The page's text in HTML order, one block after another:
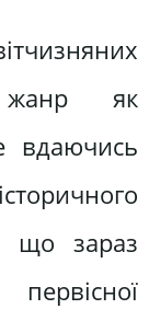
жанр як
вдаючись
що зараз